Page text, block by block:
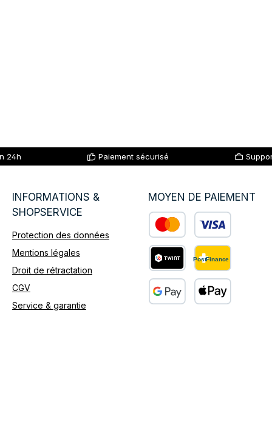
24h Paiement sécurisé
INFORMATIONS &
SHOPSERVICE
Protection des données
Mentions légales
Droit de rétractation
CGV
Service & garantie
MOYEN DE PAIEMENT
Custom image 1
Custom image 2